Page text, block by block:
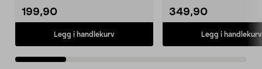
199,90
Legg i handlekurv
349,90
Legg i handlekurv